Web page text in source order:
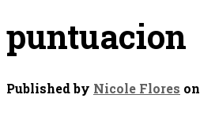
puntuacion
Published by Nicole Flores on